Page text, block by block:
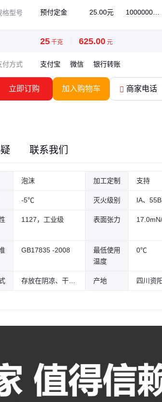
格型号 预付定金 25.00元
1000000千
25 千克 625.00 元
付方式 支付宝 微信 银行转账
立即订购 加入购物车 商家电话
联系我们
泡沫 加工定制 支持
-5℃ 灭火级别 IA、55B
1127，工业级 表面张力
GB17835 -2008
最低使用
温度
0℃
产地 四川资